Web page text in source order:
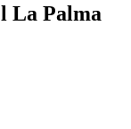
La Palma